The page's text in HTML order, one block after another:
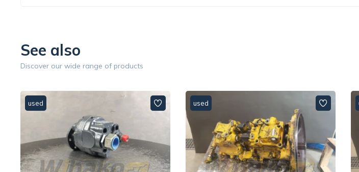
See also
Discover our wide range of products
used used